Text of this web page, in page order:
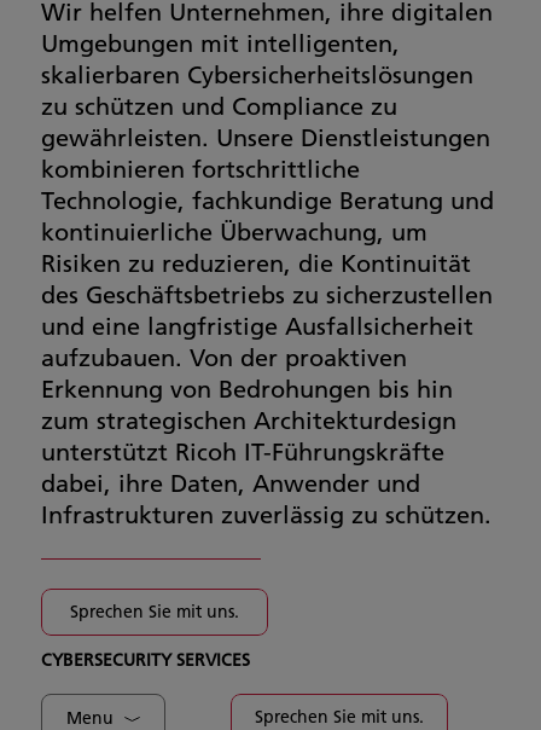
Wir helfen Unternehmen, ihre digitalen
Umgebungen mit intelligenten,
skalierbaren Cybersicherheitslösungen
zu schützen und Compliance zu
gewährleisten. Unsere Dienstleistungen
kombinieren fortschrittliche
Technologie, fachkundige Beratung und
kontinuierliche Überwachung, um
Risiken zu reduzieren, die Kontinuität
des Geschäftsbetriebs zu sicherzustellen
und eine langfristige Ausfallsicherheit
aufzubauen. Von der proaktiven
Erkennung von Bedrohungen bis hin
zum strategischen Architekturdesign
unterstützt Ricoh IT-Führungskräfte
dabei, ihre Daten, Anwender und
Infrastrukturen zuverlässig zu schützen.
Sprechen Sie mit uns.
CYBERSECURITY SERVICES
Menu Sprechen Sie mit uns.